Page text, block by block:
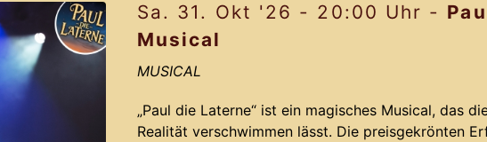
Sa. 31. Okt '26 - 20:00 Uhr -
Musical
MUSICAL
„Paul die Laterne“ ist ein magisches Musical, das
Realität verschwimmen lässt. Die preisgekrönten